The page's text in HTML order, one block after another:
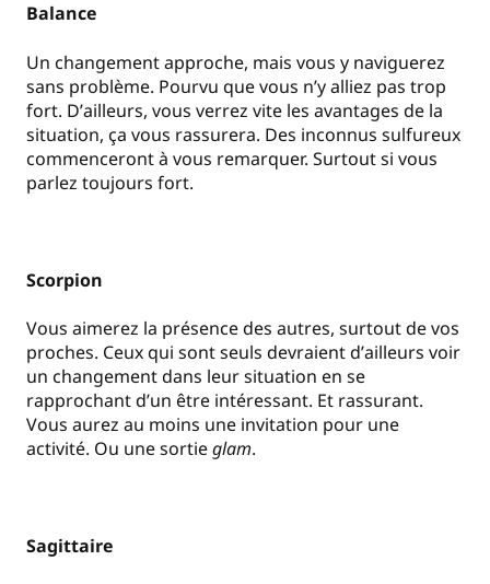
Balance
Un changement approche, mais vous y naviguerez
sans problème. Pourvu que vous n’y alliez pas trop
fort. D’ailleurs, vous verrez vite les avantages de la
situation, ça vous rassurera. Des inconnus sulfureux
commenceront à vous remarquer. Surtout si vous
parlez toujours fort.
Scorpion
Vous aimerez la présence des autres, surtout de vos
proches. Ceux qui sont seuls devraient d’ailleurs voir
un changement dans leur situation en se
rapprochant d’un être intéressant. Et rassurant.
Vous aurez au moins une invitation pour une
activité. Ou une sortieglam.
Sagittaire